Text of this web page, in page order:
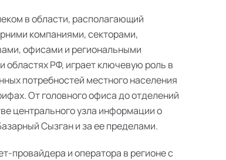
в области, располагающий
компаниями, секторами,
офисами и региональными
областях РФ, играет ключевую роль в
потребностей местного населения
От головного офиса до отделений
центрального узла информации о
Сызган и за ее пределами.
провайдера и оператора в регионе с